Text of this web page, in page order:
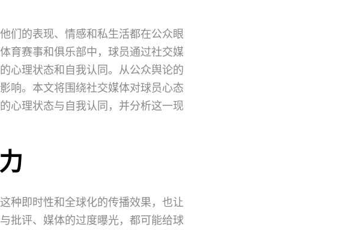
们的表现、情感和私生活都在公众眼
育赛事和俱乐部中，球员通过社交媒
心理状态和自我认同。从公众舆论的
响。本文将围绕社交媒体对球员心态
心理状态与自我认同，并分析这一现
种即时性和全球化的传播效果，也让
批评、媒体的过度曝光，都可能给球